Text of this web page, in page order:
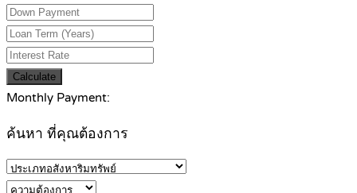
Calculate
Monthly Payment:
ค้นหา ที่คุณต้องการ